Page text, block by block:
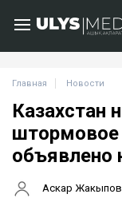
Главная Новости
Казахстан
штормовое
объявлено
Аскар Жакыпов